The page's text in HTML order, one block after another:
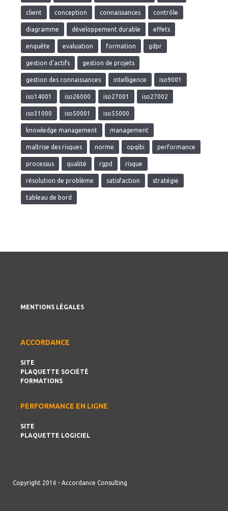
client conception connaissances contrôle
diagramme développement durable effets
enquête evaluation formation gdpr
gestion d'actifs gestion de projets
gestion des connaissances intelligence iso9001
iso14001 iso26000 iso27001 iso27002
iso31000 iso50001 iso55000
knowledge management management
maîtrise des risques norme opqibi performance
processus qualité rgpd risque
résolution de problème satisfaction stratégie
tableau de bord
MENTIONS LÉGALES
ACCORDANCE
SITE
PLAQUETTE SOCIÉTÉ
FORMATIONS
PERFORMANCE EN LIGNE
SITE
PLAQUETTE LOGICIEL
Copyright 2016 - Accordance Consulting